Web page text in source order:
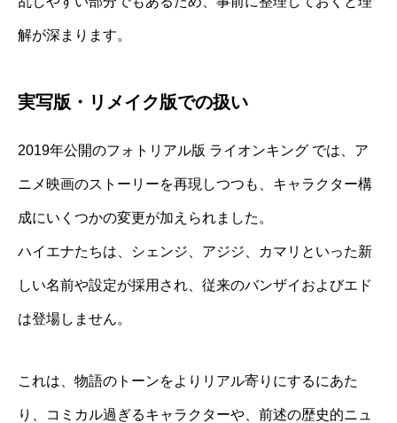
解が深まります。
実写版・リメイク版での扱い
2019年公開のフォトリアル版 ライオンキング では、ア
ニメ映画のストーリーを再現しつつも、キャラクター構
成にいくつかの変更が加えられました。
ハイエナたちは、シェンジ、アジジ、カマリといった新
しい名前や設定が採用され、従来のバンザイおよびエド
は登場しません。
これは、物語のトーンをよりリアル寄りにするにあた
り、コミカル過ぎるキャラクターや、前述の歴史的ニュ